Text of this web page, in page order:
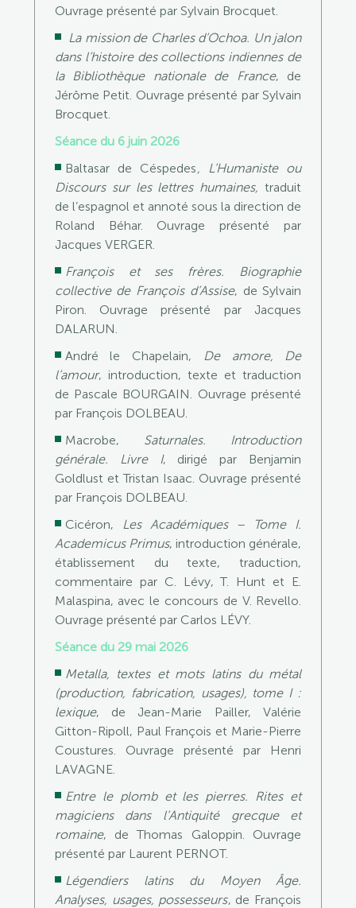
Ouvrage présenté par Sylvain Brocquet.
La mission de Charles d’Ochoa. Un jalon
dans l’histoire des collections indiennes de
la Bibliothèque nationale de France, de
Jérôme Petit. Ouvrage présenté par Sylvain
Brocquet.
Séance du 6 juin 2026
Baltasar de Céspedes , L’Humaniste ou
Discours sur les lettres humaines, traduit
de l’espagnol et annoté sous la direction de
Roland Béhar. Ouvrage présenté par
Jacques VERGER.
François et ses frères. Biographie
collective de François d’Assise, de Sylvain
Piron. Ouvrage présenté par Jacques
DALARUN.
André le Chapelain,
De amore, De
l’amour, introduction, texte et traduction
de Pascale BOURGAIN. Ouvrage présenté
par François DOLBEAU.
Macrobe, Saturnales. Introduction
générale. Livre I, dirigé par Benjamin
Goldlust et Tristan Isaac. Ouvrage présenté
par François DOLBEAU.
Cicéron, Les Académiques – Tome I.
Academicus Primus, introduction générale,
établissement du texte, traduction,
commentaire par C. Lévy, T. Hunt et E.
Malaspina, avec le concours de V. Revello.
Ouvrage présenté par Carlos LÉVY.
Séance du 29 mai 2026
Metalla, textes et mots latins du métal
(production, fabrication, usages), tome I :
lexique, de Jean-Marie Pailler, Valérie
Gitton-Ripoll, Paul François et Marie-Pierre
Coustures. Ouvrage présenté par Henri
LAVAGNE.
Entre le plomb et les pierres. Rites et
magiciens dans l’Antiquité grecque et
romaine, de Thomas Galoppin. Ouvrage
présenté par Laurent PERNOT.
Légendiers latins du Moyen Âge.
Analyses, usages, possesseurs, de François